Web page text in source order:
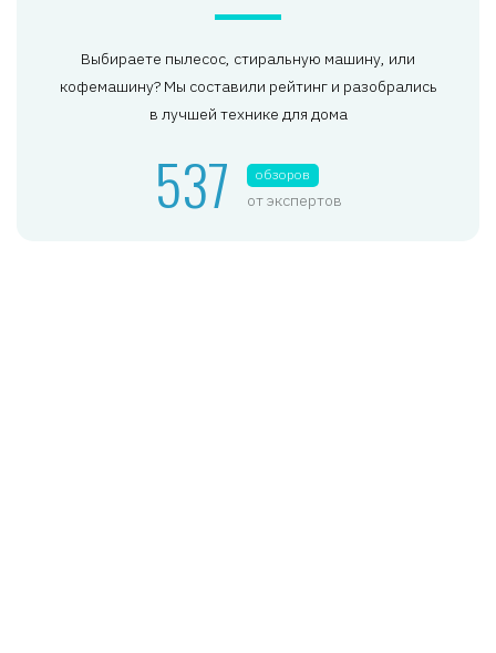
Выбираете пылесос, стиральную машину, или
кофемашину? Мы составили рейтинг и разобрались
в лучшей технике для дома
537 обзоров
от экспертов